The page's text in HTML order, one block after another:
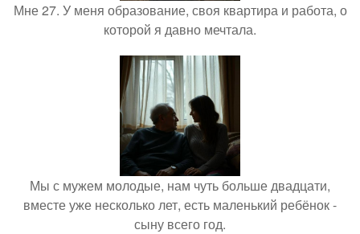
Мне 27. У меня образование, своя квартира и работа, о
которой я давно мечтала.
Мы с мужем молодые, нам чуть больше двадцати,
вместе уже несколько лет, есть маленький ребёнок -
сыну всего год.